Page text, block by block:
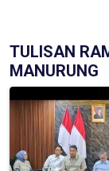
TULISAN
MANURUNG